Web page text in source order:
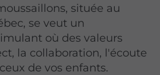
située au
se veut un
où des valeurs
la collaboration, l'écoute
de vos enfants.